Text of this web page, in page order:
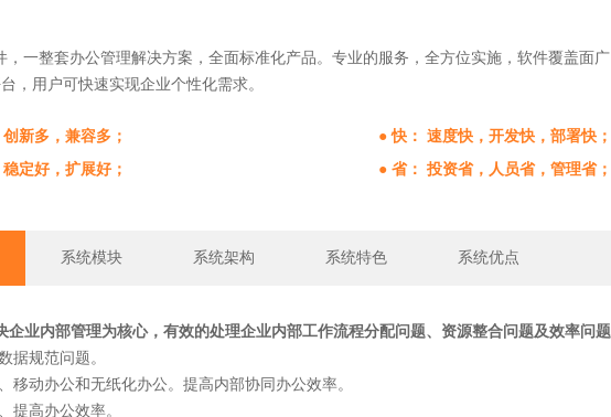
，一整套办公管理解决方案，全面标准化产品。专业的服务，全方位实施，软件覆盖面
，用户可快速实现企业个性化需求。
新多，兼容多；
● 快： 速度快，开发快，部署快；
定好，扩展好；
● 省： 投资省，人员省，管理省；
系统模块 系统架构 系统特色 系统优点
企业内部管理为核心，有效的处理企业内部工作流程分配问题、资源整合问题及效率问题
据规范问题。
移动办公和无纸化办公。提高内部协同办公效率。
提高办公效率。